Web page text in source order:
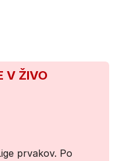
V ŽIVO
prvakov. Po